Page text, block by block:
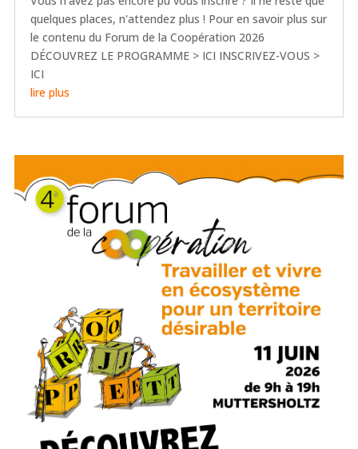
quelques places, n'attendez plus ! Pour en savoir plus sur
le contenu du Forum de la Coopération 2026
DÉCOUVREZ LE PROGRAMME > ICI INSCRIVEZ-VOUS >
ICI
lire plus